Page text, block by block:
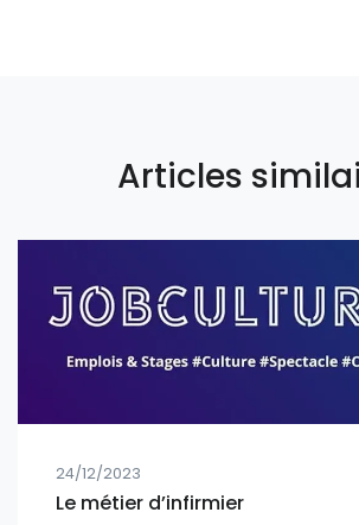
Articles
24/12/2023
Le métier d’infirmier